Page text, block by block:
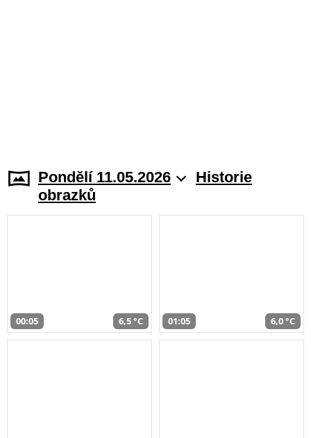
Pondělí 11.05.2026
Historie
obrazků
00:05 6,5 °C 01:05 6,0 °C